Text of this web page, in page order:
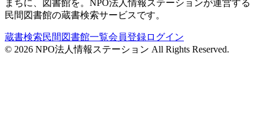
まちに、図書館を。NPO法人情報ステーションが運営する
民間図書館の蔵書検索サービスです。
蔵書検索民間図書館一覧会員登録ログイン
© 2026 NPO法人情報ステーション All Rights Reserved.